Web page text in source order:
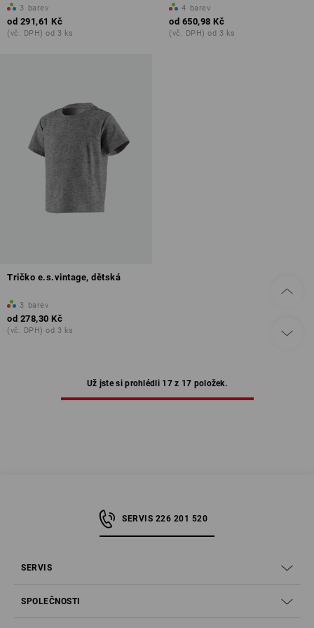
3 barev
od 291,61 Kč
(vč. DPH) od 3 ks
4 barev
od 650,98 Kč
(vč. DPH) od 3 ks
Tričko e.s.vintage, dětská
3 barev
od 278,30 Kč
(vč. DPH) od 3 ks
Už jste si prohlédli 17 z 17 položek.
SERVIS 226 201 520
SERVIS
SPOLEČNOSTI